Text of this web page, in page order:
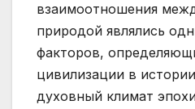
взаимоотношения
природой являлись
факторов,
цивилизации в
духовный климат